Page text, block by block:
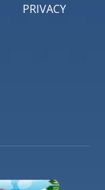
PRIVACY